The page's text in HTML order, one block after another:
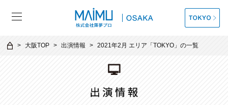
大阪TOP 出演情報 2021年2月 エリア「TOKYO」の一覧